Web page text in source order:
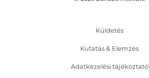
Küldetés
Kutatás & Elemzés
Adatkezelési tájékoztató